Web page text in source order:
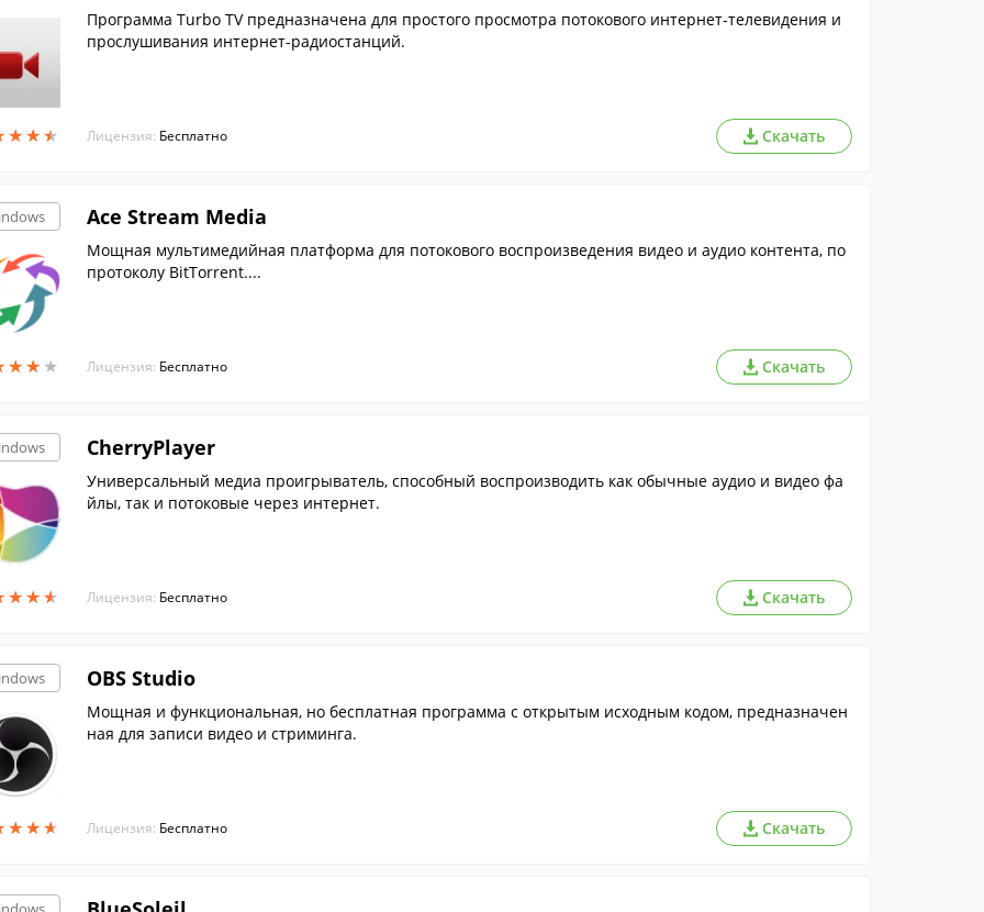
★★★
★★★
Программа Turbo TV предназначена для простого просмотра потокового интернет-телевидения и
прослушивания интернет-радиостанций.
Лицензия: Бесплатно Скачать
★★ ★
★★ ★
Ace Stream Media
Мощная мультимедийная платформа для потокового воспроизведения видео и аудио контента, по
протоколу BitTorrent....
Лицензия: Бесплатно Скачать
★★★
★★★
CherryPlayer
Универсальный медиа проигрыватель, способный воспроизводить как обычные аудио и видео фа
йлы, так и потоковые через интернет.
Лицензия: Бесплатно Скачать
★★★
★★★
OBS Studio
Мощная и функциональная, но бесплатная программа с открытым исходным кодом, предназначен
ная для записи видео и стриминга.
Лицензия: Бесплатно Скачать